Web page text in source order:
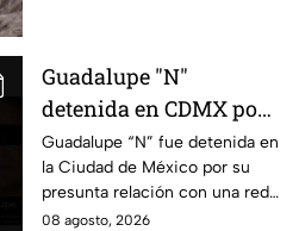
Guadalupe "N"
detenida en CDMX por
presunta relación con
red de contrabando de
hidrocarburos
Guadalupe “N” fue detenida en
la Ciudad de México por su
presunta relación con una red
de contrabando de
08 agosto, 2026